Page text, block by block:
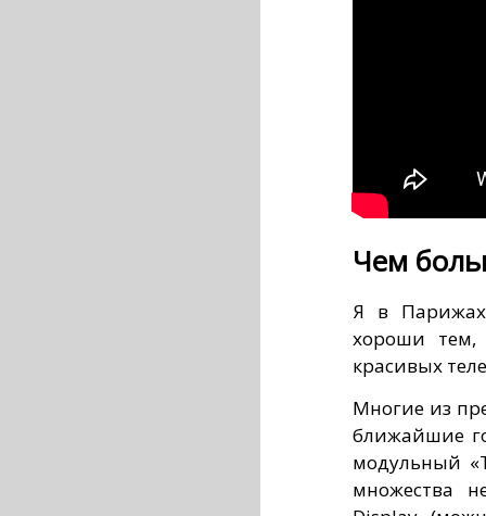
Чем
Я в
хороши
красивых
Многие из
ближайшие
модульный
множества